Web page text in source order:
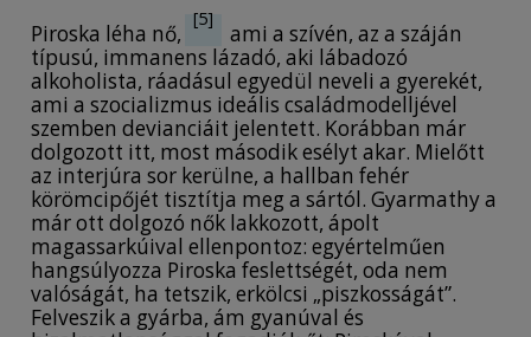
Piroska léha nő,
[5]
ami a szívén, az a száján
típusú, immanens lázadó, aki lábadozó
alkoholista, ráadásul egyedül neveli a gyerekét,
ami a szocializmus ideális családmodelljével
szemben devianciáit jelentett. Korábban már
dolgozott itt, most második esélyt akar. Mielőtt
az interjúra sor kerülne, a hallban fehér
körömcipőjét tisztítja meg a sártól. Gyarmathy a
már ott dolgozó nők lakkozott, ápolt
magassarkúival ellenpontoz: egyértelműen
hangsúlyozza Piroska feslettségét, oda nem
valóságát, ha tetszik, erkölcsi „piszkosságát”.
Felveszik a gyárba, ám gyanúval és